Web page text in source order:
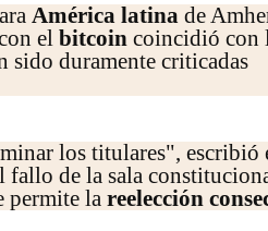
América latina de
el bitcoin coincidió con
sido duramente criticadas
los titulares", escribió
fallo de la sala
permite la reelección